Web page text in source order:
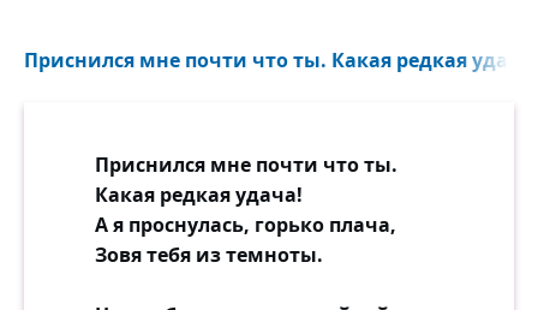
Приснился мне почти что ты. Какая редкая
Приснился мне почти что ты.
Какая редкая удача!
А я проснулась, горько плача,
Зовя тебя из темноты.